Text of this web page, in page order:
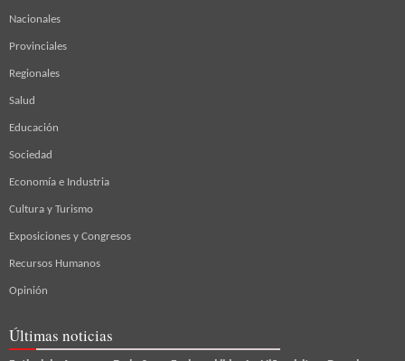
Nacionales
Provinciales
Regionales
Salud
Educación
Sociedad
Economía e Industria
Cultura y Turismo
Exposiciones y Congresos
Recursos Humanos
Opinión
Últimas noticias